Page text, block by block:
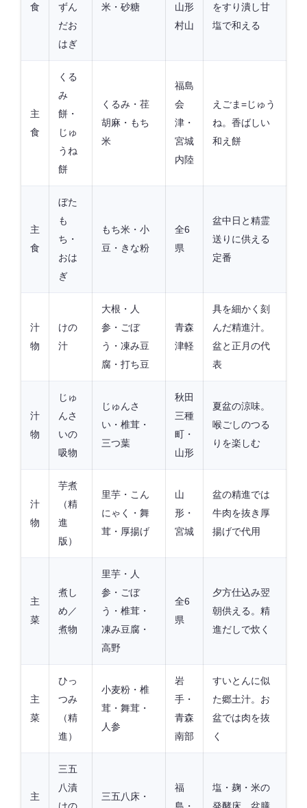
食
ずん
だお
はぎ
米・砂糖
山形
村山
をすり潰し甘
塩で和える
主
食
くる
み
餅・
じゅ
うね
餅
くるみ・荏
胡麻・もち
米
福島
会
津・
宮城
内陸
えごま=じゅう
ね。香ばしい
和え餅
主
食
ぼた
も
ち・
おは
ぎ
もち米・小
豆・きな粉
全6
県
盆中日と精霊
送りに供える
定番
汁
物
けの
汁
大根・人
参・ごぼ
う・凍み豆
腐・打ち豆
青森
津軽
具を細かく刻
んだ精進汁。
盆と正月の代
表
汁
物
じゅ
んさ
いの
吸物
じゅんさ
い・椎茸・
三つ葉
秋田
三種
町・
山形
夏盆の涼味。
喉ごしのつる
りを楽しむ
汁
物
芋煮
（精
進
版）
里芋・こん
にゃく・舞
茸・厚揚げ
山
形・
宮城
盆の精進では
牛肉を抜き厚
揚げで代用
主
菜
煮し
め／
煮物
里芋・人
参・ごぼ
う・椎茸・
凍み豆腐・
高野
全6
県
夕方仕込み翌
朝供える。精
進だしで炊く
主
菜
ひっ
つみ
（精
進）
小麦粉・椎
茸・舞茸・
人参
岩
手・
青森
南部
すいとんに似
た郷土汁。お
盆では肉を抜
く
主
三五
八漬
三五八床・
福
塩・麹・米の